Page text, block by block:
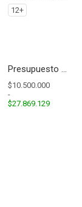
12+
Presupuesto - Ingresos
$10.500.000
-
$27.869.129